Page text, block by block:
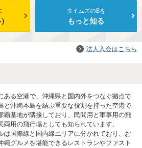
タイムズのBを
もっと知る
法人入会はこちら
ある空港で、沖縄県と国内外をつなぐ拠点で
と沖縄本島を結ぶ重要な役割を持った空港で
覇基地が隣接しており、民間用と軍事用の飛
用の飛行場としても知られています。
は国際線と国内線エリアに分かれており、お
縄グルメを堪能できるレストランやファスト